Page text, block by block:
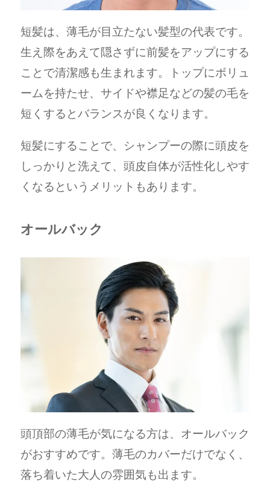
短髪は、薄毛が目立たない髪型の代表です。
生え際をあえて隠さずに前髪をアップにする
ことで清潔感も生まれます。トップにボリュ
ームを持たせ、サイドや襟足などの髪の毛を
短くするとバランスが良くなります。
短髪にすることで、シャンプーの際に頭皮を
しっかりと洗えて、頭皮自体が活性化しやす
くなるというメリットもあります。
オールバック
頭頂部の薄毛が気になる方は、オールバック
がおすすめです。薄毛のカバーだけでなく、
落ち着いた大人の雰囲気も出ます。